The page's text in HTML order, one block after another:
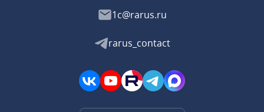
1c@rarus.ru
rarus_contact